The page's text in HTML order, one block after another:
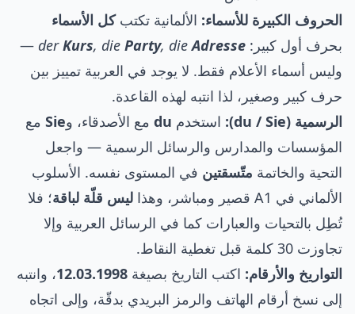
الحروف الكبيرة للأسماء: الألمانية تكتبكل الأسماء
بحرف أول كبير:
derKurs, die Party, dieAdresse
—
وليس أسماء الأعلام فقط. لا يوجد في العربية تمييز بين
حرف كبير وصغير، لذا انتبه لهذه القاعدة.
الرسمية (du / Sie):
استخدم du مع الأصدقاء، وSie مع
المؤسسات والمدارس والرسائل الرسمية — واجعل
التحية والخاتمة متّسقتين في المستوى نفسه. الأسلوب
الألماني في A1 قصير ومباشر، وهذا
ليس قلّة لباقة؛ فلا
تُطِل بالتحيات والعبارات كما في الرسائل العربية وإلا
تجاوزت 30 كلمة قبل تغطية النقاط.
التواريخ والأرقام: اكتب التاريخ بصيغة 12.03.1998، وانتبه
إلى نسخ أرقام الهاتف والرمز البريدي بدقّة، وإلى اتجاه